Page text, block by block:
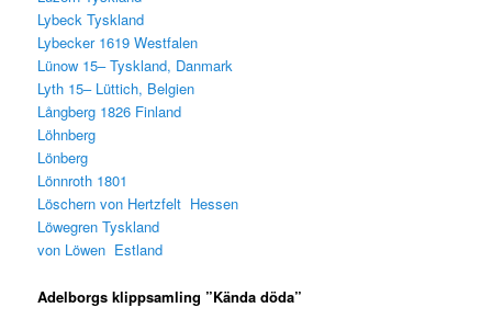
Lybeck Tyskland
Lybecker 1619 Westfalen
Lünow 15– Tyskland, Danmark
Lyth 15– Lüttich, Belgien
Långberg 1826 Finland
Löhnberg
Lönberg
Lönnroth 1801
Löschern von Hertzfelt Hessen
Löwegren Tyskland
von Löwen Estland
Adelborgs klippsamling ”Kända döda”